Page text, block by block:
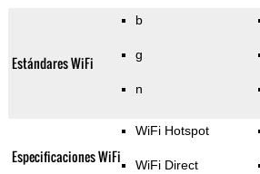
Estándares WiFi
b
g
n
Especificaciones WiFi
WiFi Hotspot
WiFi Direct